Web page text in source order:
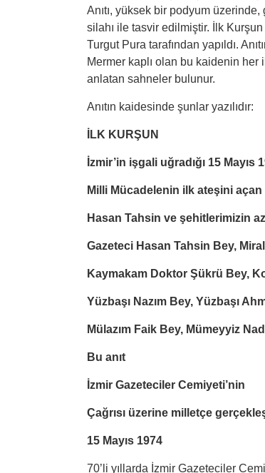
Anıtı, yüksek bir podyum
silahı ile tasvir edilmiştir. İlk
Turgut Pura tarafından yapıldı.
Mermer kaplı olan bu kaidenin her
anlatan sahneler bulunur.
Anıtın kaidesinde şunlar yazılıdır:
İLK KURŞUN
İzmir’in işgali uğradığı 15 Mayıs
Milli Mücadelenin ilk ateşini açan
Hasan Tahsin ve şehitlerimizin
Gazeteci Hasan Tahsin Bey,
Kaymakam Doktor Şükrü Bey,
Yüzbaşı Nazım Bey, Yüzbaşı
Mülazım Faik Bey, Mümeyyiz
Bu anıt
İzmir Gazeteciler Cemiyeti’nin
Çağrısı üzerine milletçe gerç
15 Mayıs 1974
70’li yıllarda İzmir Gazeteciler